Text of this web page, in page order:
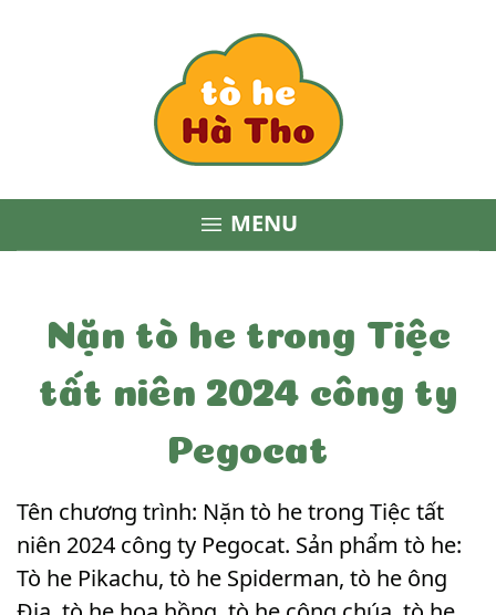
 MENU
Nặn tò he trong Tiệc
tất niên 2024 công ty
Pegocat
Tên chương trình: Nặn tò he trong Tiệc tất
niên 2024 công ty Pegocat. Sản phẩm tò he:
Tò he Pikachu, tò he Spiderman, tò he ông